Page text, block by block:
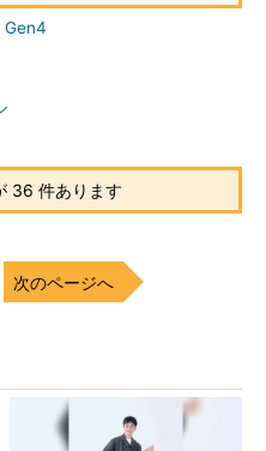
Gen4
36 件あります
次のページへ